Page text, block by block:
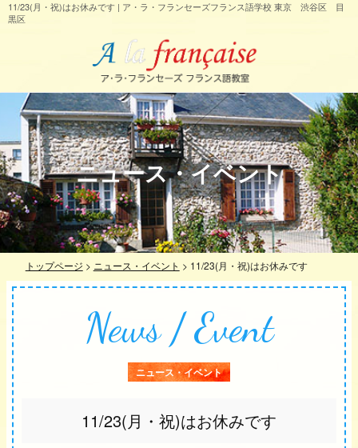
11/23(月・祝)はお休みです | ア・ラ・フランセーズフランス語学校 東京 渋谷区 目
黒区
ニュース・イベント
トップページ > ニュース・イベント > 11/23(月・祝)はお休みです
News / Event
ニュース・イベント
11/23(月・祝)はお休みです